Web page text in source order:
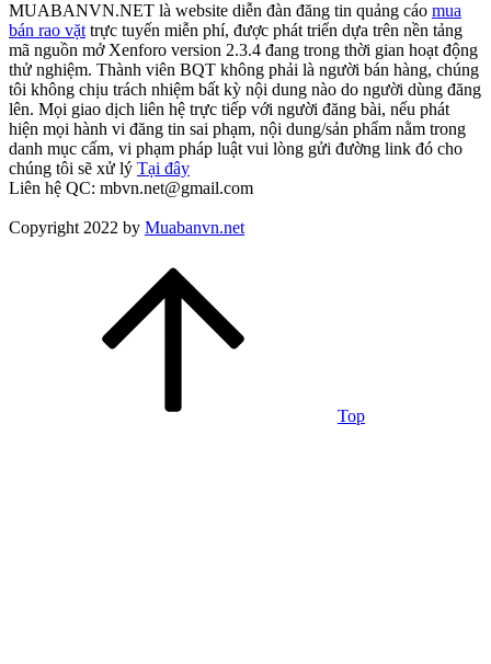
MUABANVN.NET là website diễn đàn đăng tin quảng cáo mua
bán rao vặttrực tuyến miễn phí, được phát triển dựa trên nền tảng
mã nguồn mở Xenforo version 2.3.4 đang trong thời gian hoạt động
thử nghiệm. Thành viên BQT không phải là người bán hàng, chúng
tôi không chịu trách nhiệm bất kỳ nội dung nào do người dùng đăng
lên. Mọi giao dịch liên hệ trực tiếp với người đăng bài, nếu phát
hiện mọi hành vi đăng tin sai phạm, nội dung/sản phẩm nằm trong
danh mục cấm, vi phạm pháp luật vui lòng gửi đường link đó cho
chúng tôi sẽ xử lý Tại đây
Liên hệ QC: mbvn.net@gmail.com
Copyright 2022 by Muabanvn.net
Top